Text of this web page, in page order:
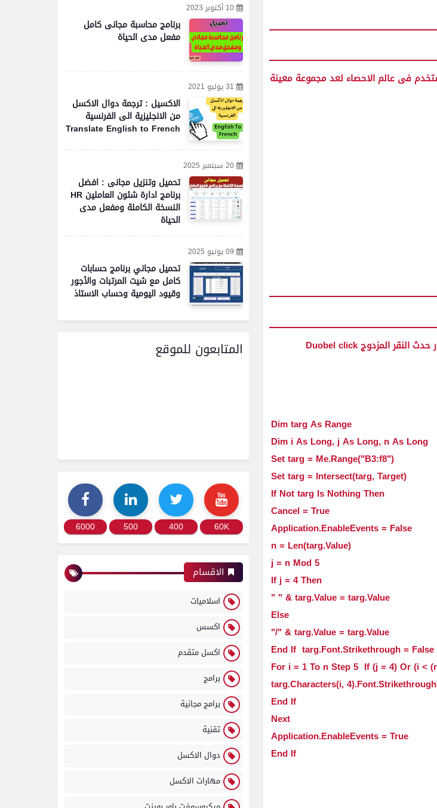
فى عالم الاحصاء لعد مجموعة معينة
Dim targ As Range
Dim i As Long, j As Long, n As Long
Set targ = Me.Range("B3:f8")
Set targ = Intersect(targ, Target)
If Not targ Is Nothing Then
End If
10 أكتوبر 2023
برنامج محاسبة مجانى كامل
مفعل مدى الحياة
31 يوليو 2021
الاكسيل : ترجمة دوال الاكسل
من الانجليزية الى الفرنسية
Translate English to French
20 سبتمبر 2025
تحميل وتنزيل مجانى : افضل
برنامج ادارة شئون العاملين HR
النسخة الكاملة ومفعل مدى
الحياة
09 يونيو 2025
تحميل مجاني برنامج حسابات
كامل مع شيت المرتبات والأجور
وقيود اليومية وحساب الاستاذ
المتابعون للموقع
60K
400
500
6000
الاقسام
اسلاميات
اكسس
اكسل متقدم
برامج
برامج مجانية
تقنية
دوال الاكسل
مهارات الاكسل